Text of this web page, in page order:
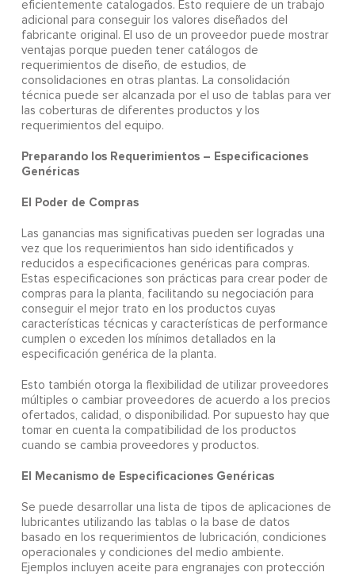
eficientemente catalogados. Esto requiere de un trabajo
adicional para conseguir los valores diseñados del
fabricante original. El uso de un proveedor puede mostrar
ventajas porque pueden tener catálogos de
requerimientos de diseño, de estudios, de
consolidaciones en otras plantas. La consolidación
técnica puede ser alcanzada por el uso de tablas para ver
las coberturas de diferentes productos y los
requerimientos del equipo.
Preparando los Requerimientos – Especificaciones
Genéricas
El Poder de Compras
Las ganancias mas significativas pueden ser logradas una
vez que los requerimientos han sido identificados y
reducidos a especificaciones genéricas para compras.
Estas especificaciones son prácticas para crear poder de
compras para la planta, facilitando su negociación para
conseguir el mejor trato en los productos cuyas
características técnicas y características de performance
cumplen o exceden los mínimos detallados en la
especificación genérica de la planta.
Esto también otorga la flexibilidad de utilizar proveedores
múltiples o cambiar proveedores de acuerdo a los precios
ofertados, calidad, o disponibilidad. Por supuesto hay que
tomar en cuenta la compatibilidad de los productos
cuando se cambia proveedores y productos.
El Mecanismo de Especificaciones Genéricas
Se puede desarrollar una lista de tipos de aplicaciones de
lubricantes utilizando las tablas o la base de datos
basado en los requerimientos de lubricación, condiciones
operacionales y condiciones del medio ambiente.
Ejemplos incluyen aceite para engranajes con protección